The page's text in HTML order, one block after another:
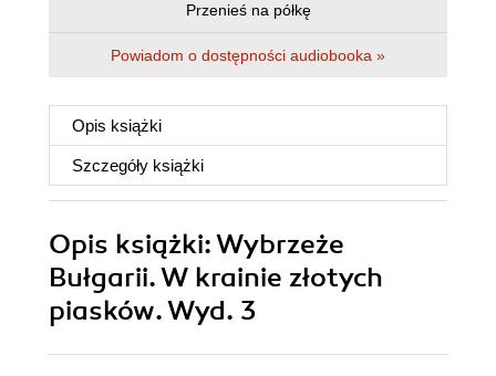
Przenieś na półkę
Powiadom o dostępności audiobooka »
Opis książki
Szczegóły książki
Opis książki: Wybrzeże
Bułgarii. W krainie złotych
piasków. Wyd. 3